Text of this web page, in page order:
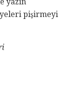
pişirmeyi